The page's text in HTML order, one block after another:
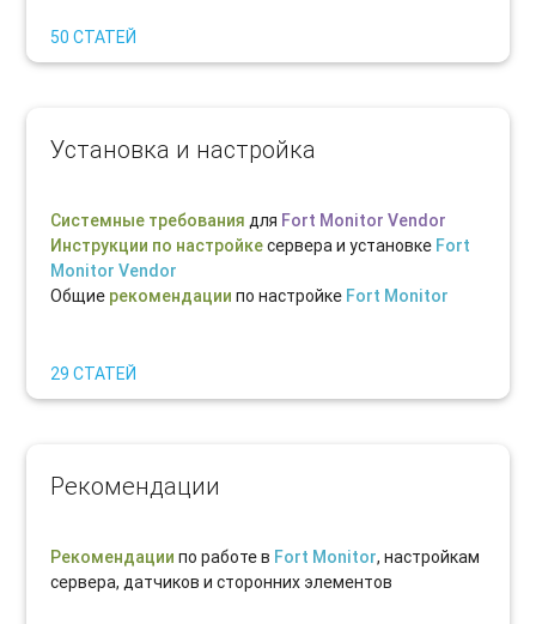
50 СТАТЕЙ
Установка и настройка
Системные требования для Fort Monitor Vendor
Инструкции по настройкесервера и установке Fort
Monitor Vendor
Общие рекомендации по настройке Fort Monitor
29 СТАТЕЙ
Рекомендации
Рекомендациипо работе в Fort Monitor, настройкам
сервера, датчиков и сторонних элементов